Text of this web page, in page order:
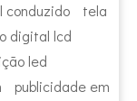
conduzido
tela
digital lcd
led
publicidade em